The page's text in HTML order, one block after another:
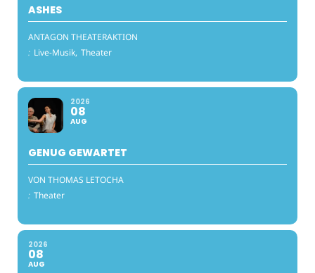
ASHES
ANTAGON THEATERAKTION
: Live-Musik, Theater
2026
08
AUG
GENUG GEWARTET
VON THOMAS LETOCHA
: Theater
2026
08
AUG